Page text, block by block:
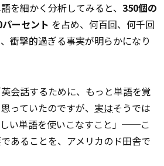
を細かく分析してみると、 350個の
ーセント を占め、何百回、何千回
衝撃的過ぎる事実が明らかになり
会話するために、もっと単語を覚
っていたのですが、 実はそうでは
い単語を使いこなすこと」──こ
あることを、アメリカのド田舎で